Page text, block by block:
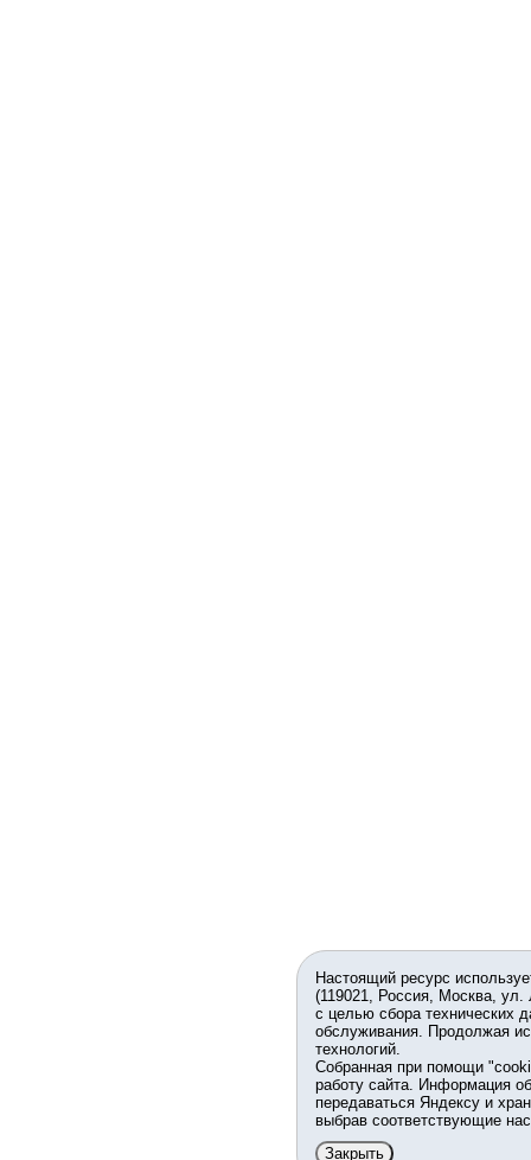
Настоящий ресурс
(119021, Россия, Москва,
с целью сбора технических
обслуживания. Продолжая
технологий.
Собранная при помощи
работу сайта. Информация
передаваться Яндексу и
выбрав соответствующие
Закрыть